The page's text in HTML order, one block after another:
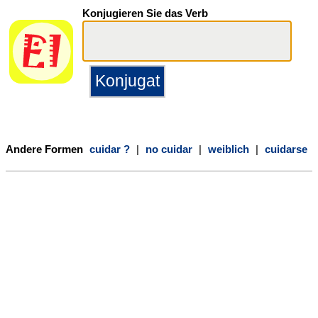
Konjugieren Sie das Verb
Andere Formen cuidar ? | no cuidar | weiblich | cuidarse